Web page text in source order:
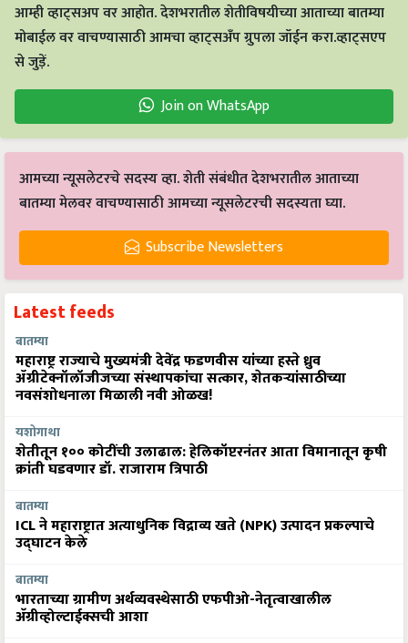
आम्ही व्हाट्सअप वर आहोत. देशभरातील शेतीविषयीच्या आताच्या बातम्या
मोबाईल वर वाचण्यासाठी आमचा व्हाट्सअँप ग्रुपला जॉईन करा.व्हाट्सएप
से जुड़ें.
Join on WhatsApp
आमच्या न्यूसलेटरचे सदस्य व्हा. शेती संबंधीत देशभरातील आताच्या
बातम्या मेलवर वाचण्यासाठी आमच्या न्यूसलेटरची सदस्यता घ्या.
Subscribe Newsletters
Latest feeds
बातम्या
महाराष्ट्र राज्याचे मुख्यमंत्री देवेंद्र फडणवीस यांच्या हस्ते ध्रुव
ॲग्रीटेक्नॉलॉजीजच्या संस्थापकांचा सत्कार, शेतकऱ्यांसाठीच्या
नवसंशोधनाला मिळाली नवी ओळख!
यशोगाथा
शेतीतून १०० कोटींची उलाढाल: हेलिकॉप्टरनंतर आता विमानातून कृषी
क्रांती घडवणार डॉ. राजाराम त्रिपाठी
बातम्या
ICL ने महाराष्ट्रात अत्याधुनिक विद्राव्य खते (NPK) उत्पादन प्रकल्पाचे
उद्घाटन केले
बातम्या
भारताच्या ग्रामीण अर्थव्यवस्थेसाठी एफपीओ-नेतृत्वाखालील
अ‍ॅग्रीव्होल्टाईक्सची आशा